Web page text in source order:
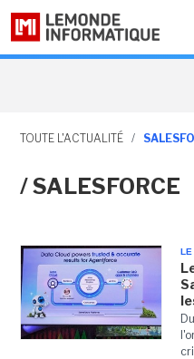
TOUTE L'ACTUALITÉ /
/ SALESFORCE
LE